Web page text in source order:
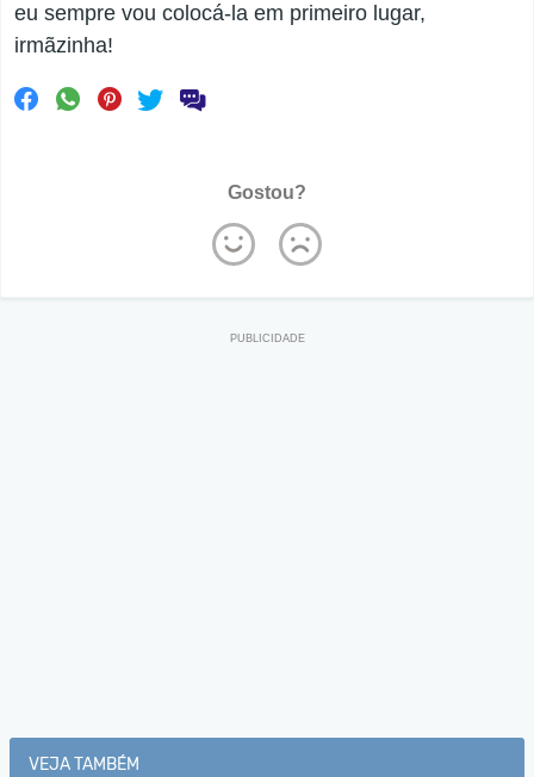
eu sempre vou colocá-la em primeiro lugar,
irmãzinha!
Gostou?
VEJA TAMBÉM